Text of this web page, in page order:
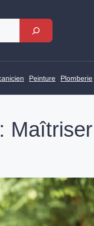
Peinture Plomberie
Maîtriser